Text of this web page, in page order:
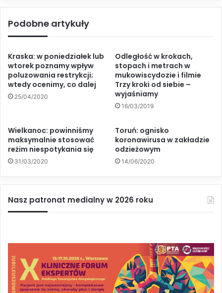
Podobne artykuły
Kraska: w poniedziałek lub
wtorek poznamy wpływ
poluzowania restrykcji;
wtedy ocenimy, co dalej
25/04/2020
Odległość w krokach,
stopach i metrach w
mukowiscydozie i filmie
Trzy kroki od siebie –
wyjaśniamy
16/03/2019
Wielkanoc: powinniśmy
maksymalnie stosować
reżim niespotykania się
31/03/2020
Toruń: ognisko
koronawirusa w zakładzie
odzieżowym
14/06/2020
Nasz patronat medialny w 2026 roku